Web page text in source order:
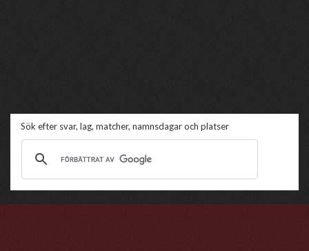
Sök efter svar, lag, matcher, namnsdagar och platser